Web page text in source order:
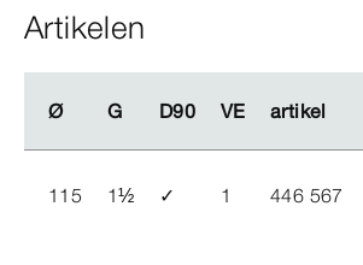
Artikelen
Ø G D90 VE artikel
Ø G D90 VE artikel
115 1½ ✓ 1 446 567